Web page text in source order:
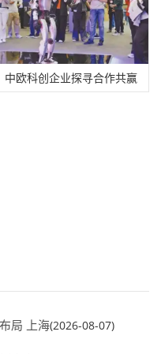
中欧科创企业探寻合作共赢
局 上海(2026-08-07)